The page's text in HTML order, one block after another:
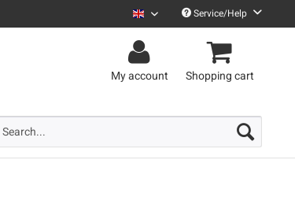
Uncle M EnglishService/Help
My account Shopping cart